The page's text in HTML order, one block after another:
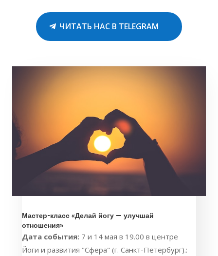
ЧИТАТЬ НАС В TELEGRAM
Мастер-класс «Делай йогу — улучшай
отношения»
Дата события: 7 и 14 мая в 19.00 в центре
Йоги и развития "Сфера" (г. Санкт-Петербург).: